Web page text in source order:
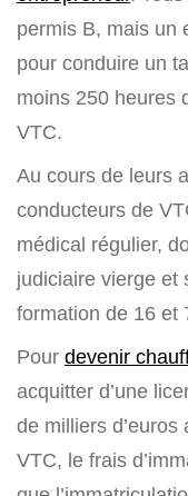
permis B, mais un
pour conduire un
moins 250 heures
VTC.
Au cours de leurs
conducteurs de
médical régulier,
judiciaire vierge et
formation de 16 et
Pour devenir
acquitter d’une
de milliers d’euros
VTC, le frais